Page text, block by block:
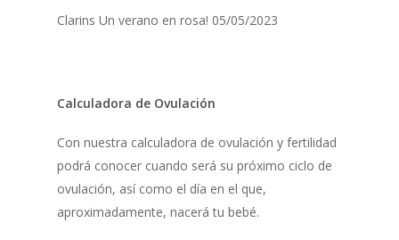
Clarins Un verano en rosa! 05/05/2023
Calculadora de Ovulación
Con nuestra calculadora de ovulación y fertilidad
podrá conocer cuando será su próximo ciclo de
ovulación, así como el día en el que,
aproximadamente, nacerá tu bebé.